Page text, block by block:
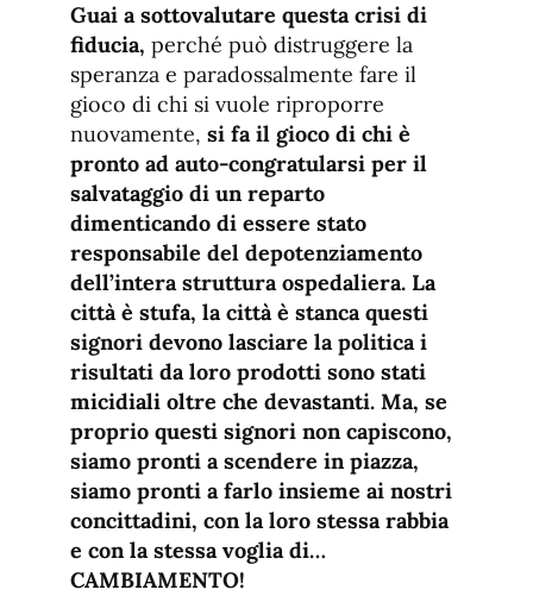
Guai a sottovalutare questa crisi di
fiducia, perché può distruggere la
speranza e paradossalmente fare il
gioco di chi si vuole riproporre
nuovamente, si fa il gioco di chi è
pronto ad auto-congratularsi per il
salvataggio di un reparto
dimenticando di essere stato
responsabile del depotenziamento
dell’intera struttura ospedaliera. La
città è stufa, la città è stanca questi
signori devono lasciare la politica i
risultati da loro prodotti sono stati
micidiali oltre che devastanti. Ma, se
proprio questi signori non capiscono,
siamo pronti a scendere in piazza,
siamo pronti a farlo insieme ai nostri
concittadini, con la loro stessa rabbia
e con la stessa voglia di…
CAMBIAMENTO!